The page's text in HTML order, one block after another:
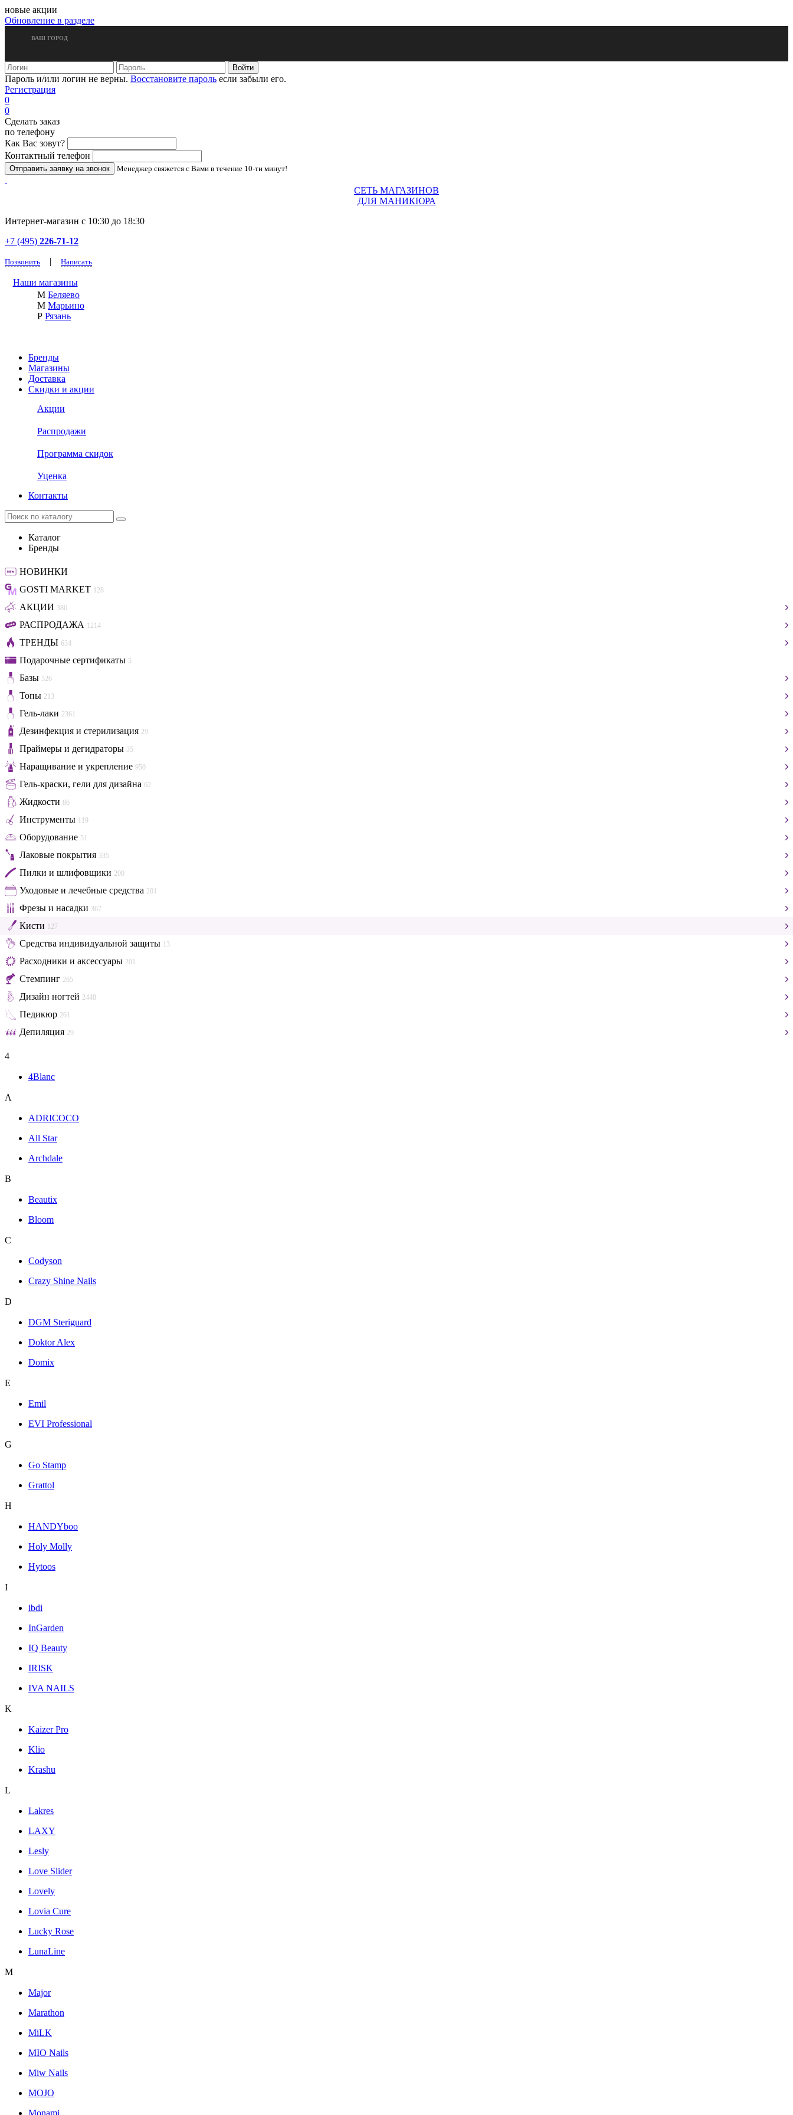
новые акции
Обновление в разделе
ВАШ ГОРОД
Пароль и/или логин не верны. Восстановите пароль если забыли его.
Регистрация
0
0
Сделать заказ
по телефону
Как Вас зовут?
Контактный телефон
Менеджер свяжется с Вами в течение 10-ти минут!
СЕТЬ МАГАЗИНОВ
ДЛЯ МАНИКЮРА
Интернет-магазин с 10:30 до 18:30
+7 (495) 226-71-12
Позвонить | Написать
Наши магазины
М Беляево
М Марьино
Р Рязань
Бренды
Магазины
Доставка
Скидки и акции
Акции
Распродажи
Программа скидок
Уценка
Контакты
Каталог
Бренды
НОВИНКИ
GOSTI MARKET 128
АКЦИИ 386
РАСПРОДАЖА 1214
ТРЕНДЫ 634
Подарочные сертификаты 5
Базы 526
Топы 213
Гель-лаки 2361
Дезинфекция и стерилизация 29
Праймеры и дегидраторы 35
Наращивание и укрепление 950
Гель-краски, гели для дизайна 62
Жидкости 86
Инструменты 119
Оборудование 51
Лаковые покрытия 335
Пилки и шлифовщики 200
Уходовые и лечебные средства 201
Фрезы и насадки 367
Кисти 127
Средства индивидуальной защиты 13
Расходники и аксессуары 201
Стемпинг 265
Дизайн ногтей 2448
Педикюр 261
Депиляция 29
4
4Blanc
A
ADRICOCO
All Star
Archdale
B
Beautix
Bloom
C
Codyson
Crazy Shine Nails
D
DGM Steriguard
Doktor Alex
Domix
E
Emil
EVI Professional
G
Go Stamp
Grattol
H
HANDYboo
Holy Molly
Hytoos
I
ibdi
InGarden
IQ Beauty
IRISK
IVA NAILS
K
Kaizer Pro
Klio
Krashu
L
Lakres
LAXY
Lesly
Love Slider
Lovely
Lovia Cure
Lucky Rose
LunaLine
M
Major
Marathon
MiLK
MIO Nails
Miw Nails
MOJO
Monami